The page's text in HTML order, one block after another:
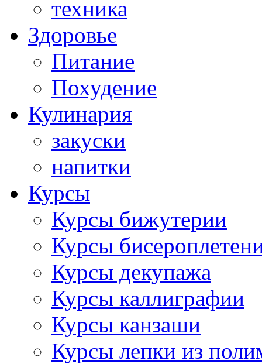
техника
Здоровье
Питание
Похудение
Кулинария
закуски
напитки
Курсы
Курсы бижутерии
Курсы
Курсы декупажа
Курсы каллиграфии
Курсы канзаши
Курсы лепки из